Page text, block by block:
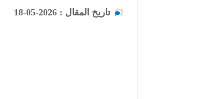
تاريخ المقال : 2026-05-18